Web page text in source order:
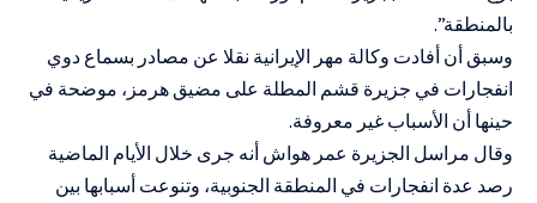
بالمنطقة”.
وسبق أن أفادت وكالة مهر الإيرانية نقلا عن مصادر بسماع دوي
انفجارات في جزيرة قشم المطلة على مضيق هرمز، موضحة في
حينها أن الأسباب غير معروفة.
وقال مراسل الجزيرة عمر هواش أنه جرى خلال الأيام الماضية
رصد عدة انفجارات في المنطقة الجنوبية، وتنوعت أسبابها بين